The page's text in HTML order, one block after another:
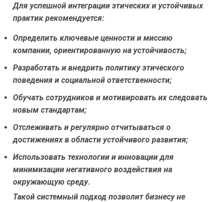
Для успешной интеграции этических и устойчивых
практик рекомендуется:
Определить ключевые ценности и миссию
компании, ориентированную на устойчивость;
Разработать и внедрить политику этического
поведения и социальной ответственности;
Обучать сотрудников и мотивировать их следовать
новым стандартам;
Отслеживать и регулярно отчитываться о
достижениях в области устойчивого развития;
Использовать технологии и инновации для
минимизации негативного воздействия на
окружающую среду.
Такой системный подход позволит бизнесу не